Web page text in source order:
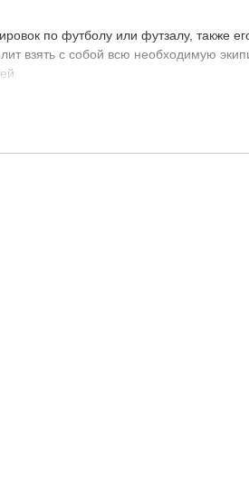
по футболу или футзалу, также
взять с собой всю необходимую